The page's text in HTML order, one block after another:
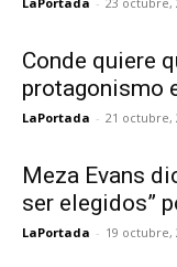
Conde quiere
protagonismo
LaPortada - 21 octubre,
Meza Evans
ser elegidos”
LaPortada - 19 octubre,